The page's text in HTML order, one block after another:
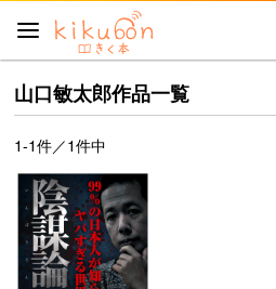
山口敏太郎作品一覧
1-1件／1件中